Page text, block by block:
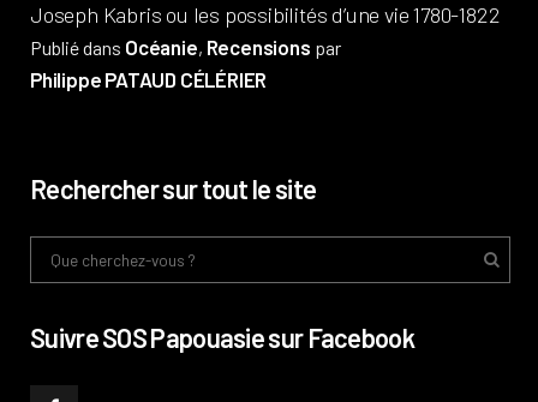
Joseph Kabris ou les possibilités d’une vie 1780-1822
Publié dans Océanie, Recensions par
Philippe PATAUD CÉLÉRIER
Rechercher sur tout le site
Suivre SOS Papouasie sur Facebook